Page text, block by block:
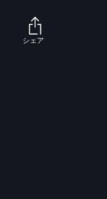
シェア